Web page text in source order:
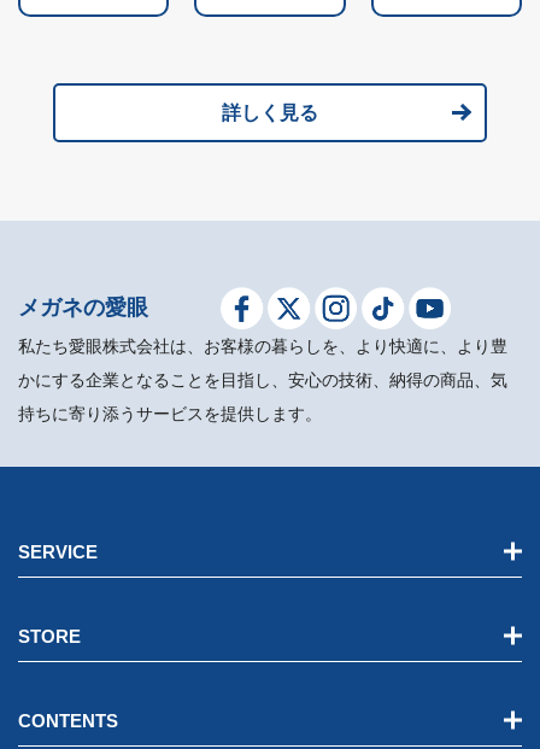
詳しく見る
メガネの愛眼
私たち愛眼株式会社は、お客様の暮らしを、より快適に、より豊
かにする企業となることを目指し、安心の技術、納得の商品、気
持ちに寄り添うサービスを提供します。
SERVICE
STORE
CONTENTS